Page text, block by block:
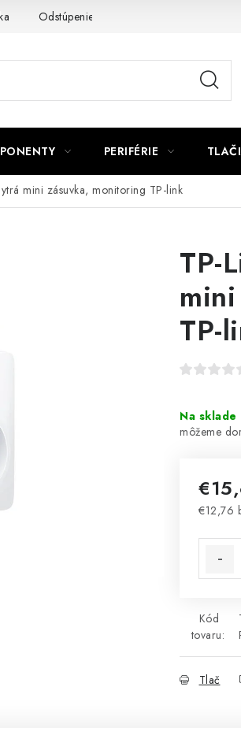
Odstúpenie od zmluvy
PERIFÉRIE
mini zásuvka, monitoring TP-link
TP-
TP-
Na sklade
€12,76
Kód
tovaru:
Tlač